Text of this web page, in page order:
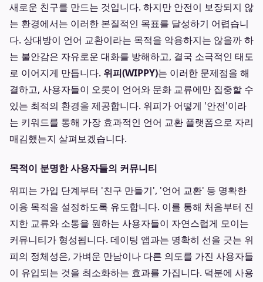
새로운 친구를 만드는 것입니다. 하지만 안전이 보장되지 않
는 환경에서는 이러한 본질적인 목표를 달성하기 어렵습니
다. 상대방이 언어 교환이라는 목적을 악용하지는 않을까 하
는 불안감은 자유로운 대화를 방해하고, 결국 소극적인 태도
로 이어지게 만듭니다. 위피(WIPPY)는 이러한 문제점을 해
결하고, 사용자들이 오롯이 언어와 문화 교류에만 집중할 수
있는 최적의 환경을 제공합니다. 위피가 어떻게 '안전'이라
는 키워드를 통해 가장 효과적인 언어 교환 플랫폼으로 자리
매김했는지 살펴보겠습니다.
목적이 분명한 사용자들의 커뮤니티
위피는 가입 단계부터 '친구 만들기', '언어 교환' 등 명확한
이용 목적을 설정하도록 유도합니다. 이를 통해 처음부터 진
지한 교류와 소통을 원하는 사용자들이 자연스럽게 모이는
커뮤니티가 형성됩니다. 데이팅 앱과는 명확히 선을 긋는 위
피의 정체성은, 가벼운 만남이나 다른 의도를 가진 사용자들
이 유입되는 것을 최소화하는 효과를 가집니다. 덕분에 사용